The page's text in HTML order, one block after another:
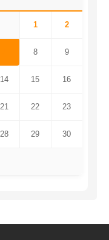
1 2
8 9
14 15 16
21 22 23
28 29 30